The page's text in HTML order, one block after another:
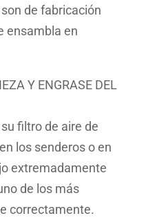
de fabricación
ensambla en
Y ENGRASE DEL
filtro de aire de
los senderos o en
extremadamente
de los más
correctamente.